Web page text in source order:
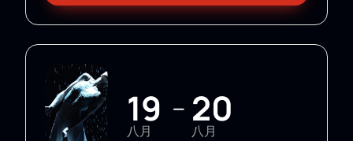
19
八月
— 20
八月